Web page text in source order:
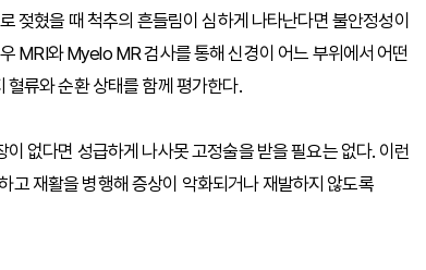
젖혔을 때 척추의 흔들림이 심하게 나타난다면 불안정성이
MRI와 Myelo MR 검사를 통해 신경이 어느 부위에서 어떤
류와 순환 상태를 함께 평가한다.
없다면 성급하게 나사못 고정술을 받을 필요는 없다. 이런
고 재활을 병행해 증상이 악화되거나 재발하지 않도록